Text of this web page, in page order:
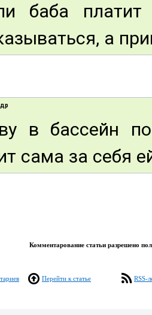
баба
а
в бассейн
сама за себя
Комментарование статьи разрешено
Перейти к статье RSS-